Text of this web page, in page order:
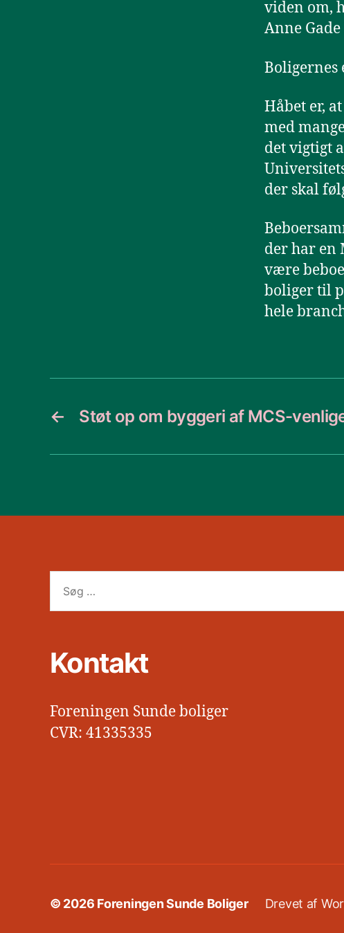
viden om,
Anne
Boligernes
Håbet er,
med
det vigtigt
der skal
der har en
være
boliger til
hele
← Støt op om byggeri af MCS-
efter:
Kontakt
Foreningen Sunde boliger
CVR: 41335335
© 2026 Foreningen Sunde Boliger Drevet af